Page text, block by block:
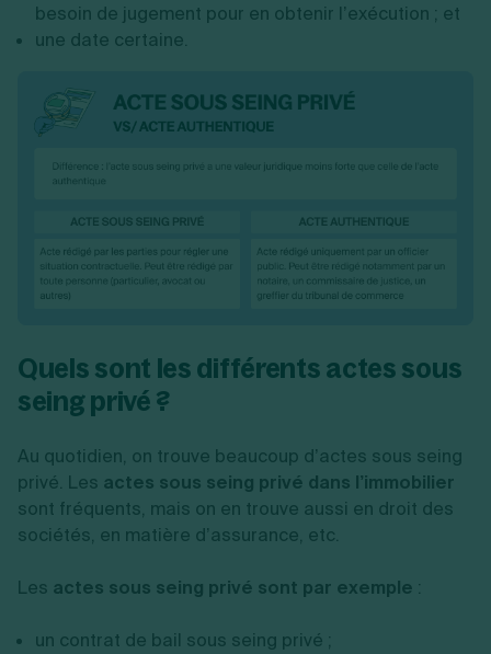
besoin de jugement pour en obtenir l’exécution ; et
une date certaine.
Quels sont les différents actes sous
seing privé ?
Au quotidien, on trouve beaucoup d’actes sous seing
privé. Les actes sous seing privé dans l’immobilier
sont fréquents, mais on en trouve aussi en droit des
sociétés, en matière d’assurance, etc.
Les actes sous seing privé sont par exemple :
un contrat de bail sous seing privé ;